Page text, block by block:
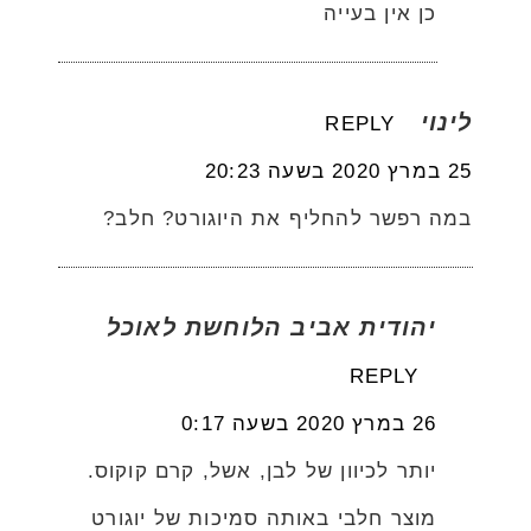
כן אין בעייה
לינוי REPLY
25 במרץ 2020 בשעה 20:23
במה רפשר להחליף את היוגורט? חלב?
יהודית אביב הלוחשת לאוכל
REPLY
26 במרץ 2020 בשעה 0:17
יותר לכיוון של לבן, אשל, קרם קוקוס.
מוצר חלבי באותה סמיכות של יוגורט